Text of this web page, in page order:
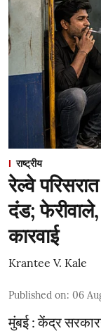
राष्ट्रीय
रेल्वे
दंड;
कारवाई
Krantee V. Kale
Published on: 06
मुंबई : केंद्र